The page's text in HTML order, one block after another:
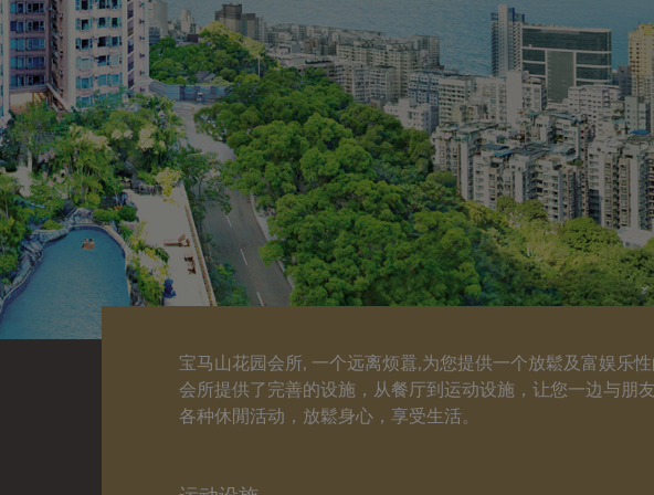
宝马山花园会所, 一个远离烦囂,为您提供一个放鬆及富娱乐
会所提供了完善的设施，从餐厅到运动设施，让您一边与朋
各种休閒活动，放鬆身心，享受生活。